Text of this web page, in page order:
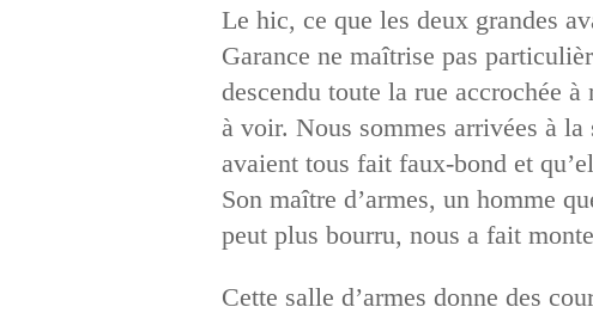
Le hic, ce que les deux grandes
Garance ne maîtrise pas
descendu toute la rue accrochée
à voir. Nous sommes arrivées à
avaient tous fait faux-bond et
Son maître d’armes, un homme
peut plus bourru, nous a fait
Cette salle d’armes donne des